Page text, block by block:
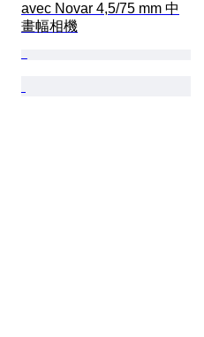
avec Novar 4,5/75 mm 中
畫幅相機